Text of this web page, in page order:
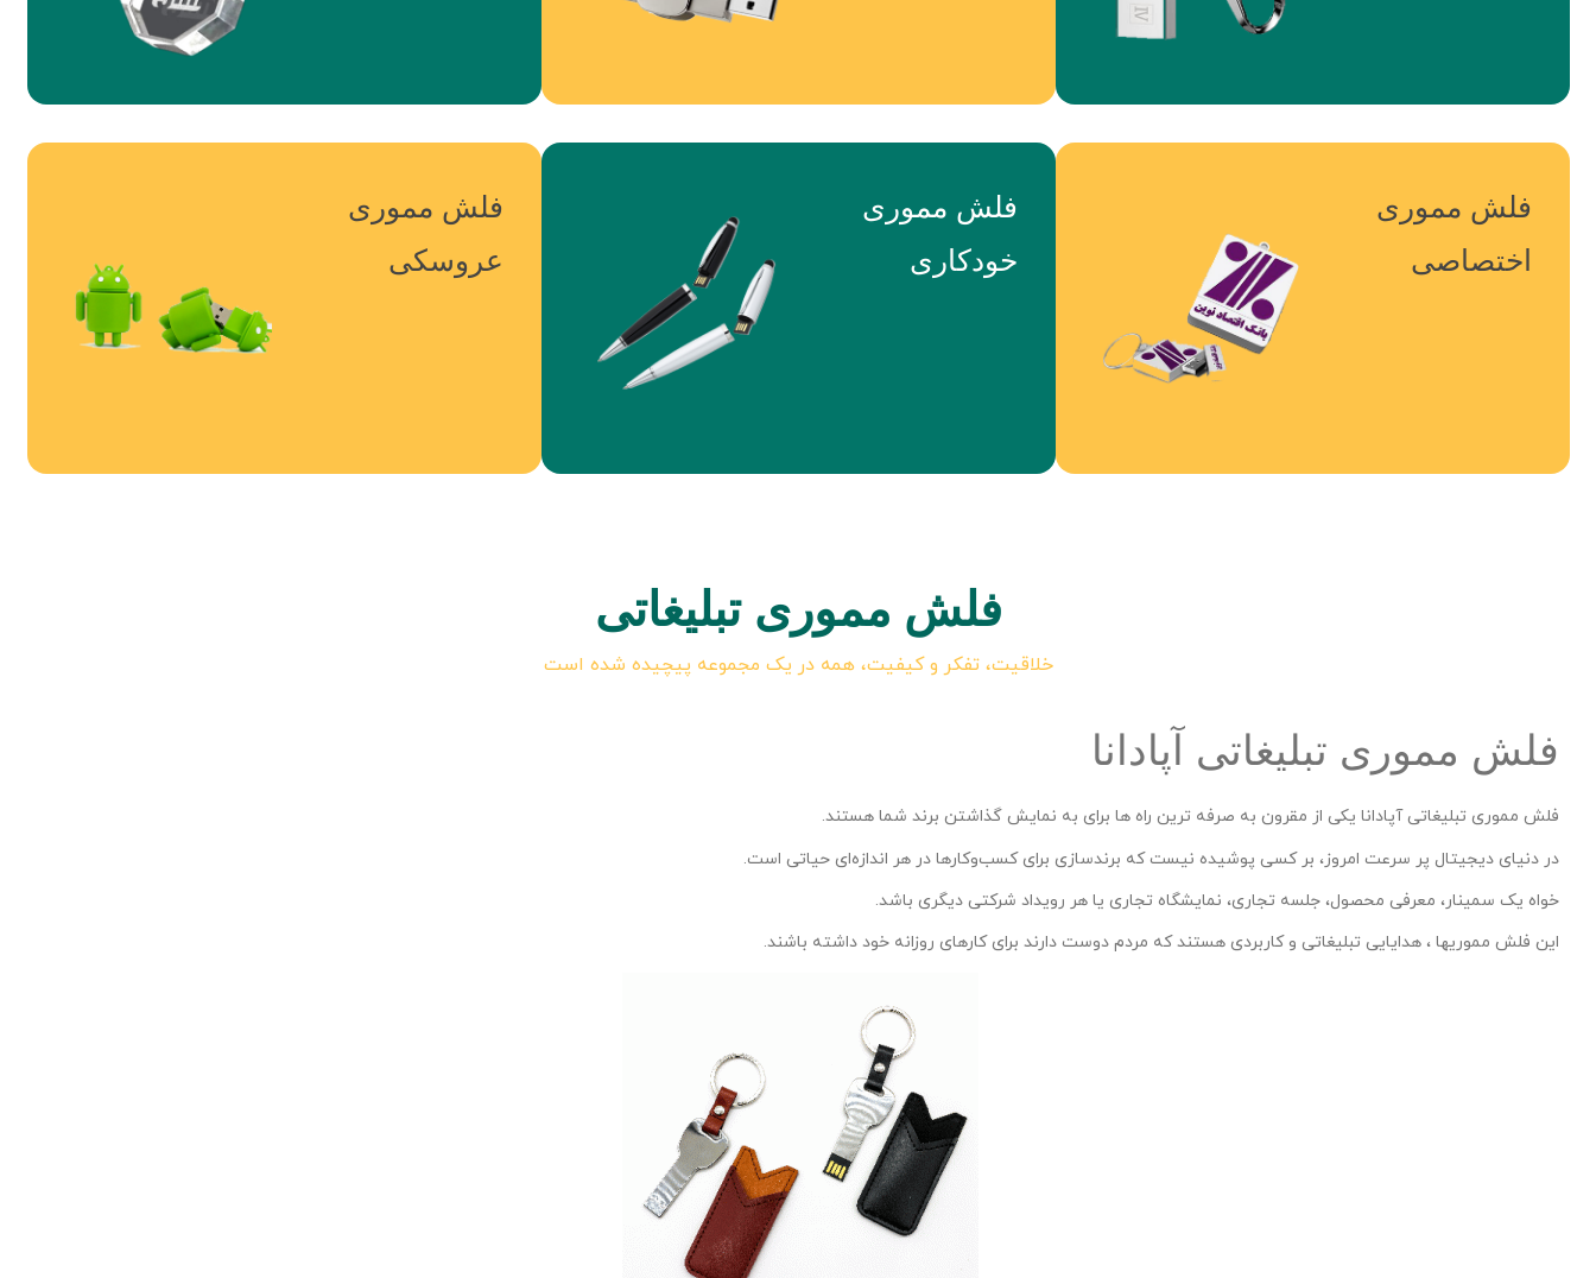
فلش مموری
اختصاصی
فلش مموری
خودکاری
فلش مموری
عروسکی
فلش مموری تبلیغاتی
خلاقیت، تفکر و کیفیت، همه در یک مجموعه پیچیده شده است
فلش مموری تبلیغاتی آپادانا
فلش مموری تبلیغاتی آپادانا یکی از مقرون به صرفه ترین راه ها برای به نمایش گذاشتن برند شما هستند.
در دنیای دیجیتال پر سرعت امروز، بر کسی پوشیده نیست که برندسازی برای کسب‌وکارها در هر اندازه‌ای حیاتی است.
خواه یک سمینار، معرفی محصول، جلسه تجاری، نمایشگاه تجاری یا هر رویداد شرکتی دیگری باشد.
این فلش مموریها ، هدایایی تبلیغاتی و کاربردی هستند که مردم دوست دارند برای کارهای روزانه خود داشته باشند.